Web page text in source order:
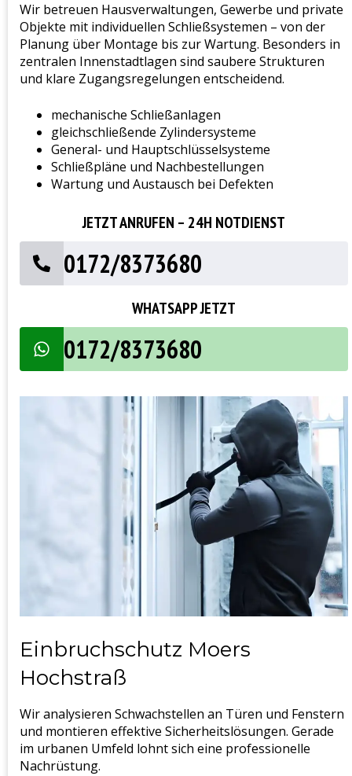
Wir betreuen Hausverwaltungen, Gewerbe und private
Objekte mit individuellen Schließsystemen – von der
Planung über Montage bis zur Wartung. Besonders in
zentralen Innenstadtlagen sind saubere Strukturen
und klare Zugangsregelungen entscheidend.
mechanische Schließanlagen
gleichschließende Zylindersysteme
General- und Hauptschlüsselsysteme
Schließpläne und Nachbestellungen
Wartung und Austausch bei Defekten
JETZT ANRUFEN – 24H NOTDIENST
0172/8373680
WHATSAPP JETZT
0172/8373680
Einbruchschutz Moers
Hochstraß
Wir analysieren Schwachstellen an Türen und Fenstern
und montieren effektive Sicherheitslösungen. Gerade
im urbanen Umfeld lohnt sich eine professionelle
Nachrüstung.